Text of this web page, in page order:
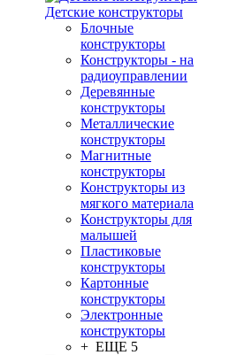
Детские конструкторы
Блочные
конструкторы
Конструкторы - на
радиоуправлении
Деревянные
конструкторы
Металлические
конструкторы
Магнитные
конструкторы
Конструкторы из
мягкого материала
Конструкторы для
малышей
Пластиковые
конструкторы
Картонные
конструкторы
Электронные
конструкторы
+ ЕЩЕ 5